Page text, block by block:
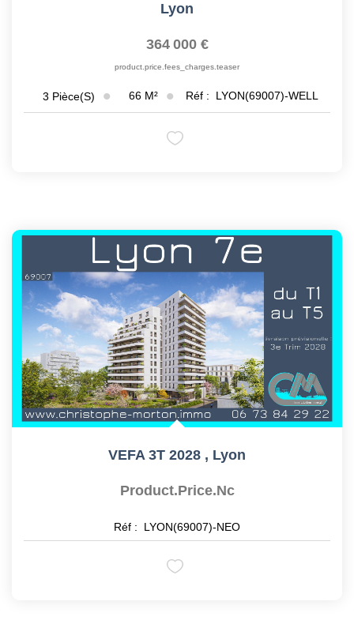
Lyon
364 000 €
product.price.fees_charges.teaser
3 Pièce(s) 66 M² Réf : LYON(69007)-WELL
VEFA 3T 2028 , Lyon
Product.price.nc
Réf : LYON(69007)-NEO